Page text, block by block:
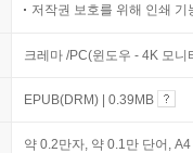
저작권 보호를 위해 인쇄 기
크레마 /PC(윈도우 - 4K 모
EPUB(DRM) | 0.39MB
약 0.2만자, 약 0.1만 단어,